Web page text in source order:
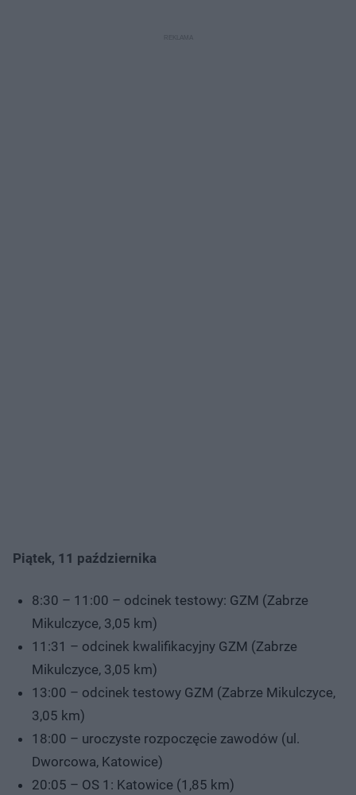
Piątek, 11 października
8:30 – 11:00 – odcinek testowy: GZM (Zabrze
Mikulczyce, 3,05 km)
11:31 – odcinek kwalifikacyjny GZM (Zabrze
Mikulczyce, 3,05 km)
13:00 – odcinek testowy GZM (Zabrze Mikulczyce,
3,05 km)
18:00 – uroczyste rozpoczęcie zawodów (ul.
Dworcowa, Katowice)
20:05 – OS 1: Katowice (1,85 km)